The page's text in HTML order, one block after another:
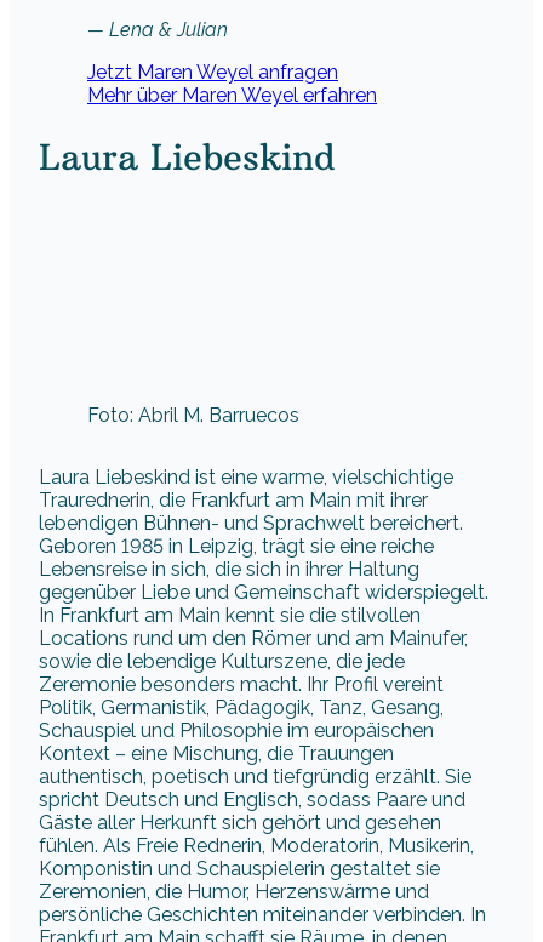
— Lena & Julian
Jetzt Maren Weyel anfragen
Mehr über Maren Weyel erfahren
Laura Liebeskind
Foto: Abril M. Barruecos
Laura Liebeskind ist eine warme, vielschichtige
Traurednerin, die Frankfurt am Main mit ihrer
lebendigen Bühnen- und Sprachwelt bereichert.
Geboren 1985 in Leipzig, trägt sie eine reiche
Lebensreise in sich, die sich in ihrer Haltung
gegenüber Liebe und Gemeinschaft widerspiegelt.
In Frankfurt am Main kennt sie die stilvollen
Locations rund um den Römer und am Mainufer,
sowie die lebendige Kulturszene, die jede
Zeremonie besonders macht. Ihr Profil vereint
Politik, Germanistik, Pädagogik, Tanz, Gesang,
Schauspiel und Philosophie im europäischen
Kontext – eine Mischung, die Trauungen
authentisch, poetisch und tiefgründig erzählt. Sie
spricht Deutsch und Englisch, sodass Paare und
Gäste aller Herkunft sich gehört und gesehen
fühlen. Als Freie Rednerin, Moderatorin, Musikerin,
Komponistin und Schauspielerin gestaltet sie
Zeremonien, die Humor, Herzenswärme und
persönliche Geschichten miteinander verbinden. In